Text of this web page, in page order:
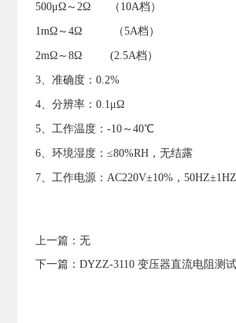
500μΩ～2Ω （10A档）
1mΩ～4Ω （5A档）
2mΩ～8Ω (2.5A档）
3、准确度：0.2%
4、分辨率：0.1μΩ
5、工作温度：-10～40℃
6、环境湿度：≤80%RH，无结露
7、工作电源：AC220V±10%，50HZ±1HZ
上一篇：无
下一篇： DYZZ-3110 变压器直流电阻测